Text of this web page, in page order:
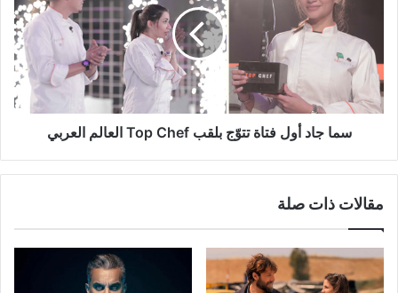
بلقب
Top
Chef
العالم
سما جاد أول فتاة تتوّج بلقب Top Chef العالم العربي
مقالات ذات صلة